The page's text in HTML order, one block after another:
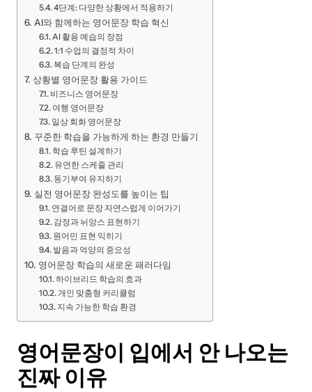
4단계: 다양한 상황에서 적용하기
AI와 함께하는 영어문장 학습 혁신
AI 활용 예습의 장점
1:1 수업의 결정적 차이
복습 단계의 완성
상황별 영어문장 활용 가이드
비즈니스 영어문장
여행 영어문장
일상 회화 영어문장
꾸준한 학습을 가능하게 하는 환경 만들기
학습 루틴 설계하기
유연한 스케줄 관리
동기부여 유지하기
실전 영어문장 완성도를 높이는 팁
연결어로 문장 자연스럽게 이어가기
감정과 뉘앙스 표현하기
원어민 표현 익히기
발음과 억양의 중요성
영어문장 학습의 새로운 패러다임
하이브리드 학습의 효과
개인 맞춤형 커리큘럼
지속 가능한 학습 환경
영어문장이 입에서 안 나오는
진짜 이유